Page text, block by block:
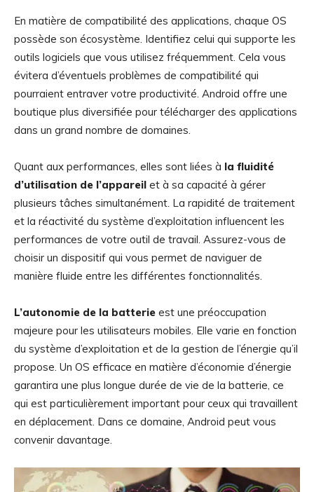
En matière de compatibilité des applications, chaque OS
possède son écosystème. Identifiez celui qui supporte les
outils logiciels que vous utilisez fréquemment. Cela vous
évitera d’éventuels problèmes de compatibilité qui
pourraient entraver votre productivité. Android offre une
boutique plus diversifiée pour télécharger des applications
dans un grand nombre de domaines.
Quant aux performances, elles sont liées à la fluidité
d’utilisation de l’appareil et à sa capacité à gérer
plusieurs tâches simultanément. La rapidité de traitement
et la réactivité du système d’exploitation influencent les
performances de votre outil de travail. Assurez-vous de
choisir un dispositif qui vous permet de naviguer de
manière fluide entre les différentes fonctionnalités.
L’autonomie de la batterie est une préoccupation
majeure pour les utilisateurs mobiles. Elle varie en fonction
du système d’exploitation et de la gestion de l’énergie qu’il
propose. Un OS efficace en matière d’économie d’énergie
garantira une plus longue durée de vie de la batterie, ce
qui est particulièrement important pour ceux qui travaillent
en déplacement. Dans ce domaine, Android peut vous
convenir davantage.